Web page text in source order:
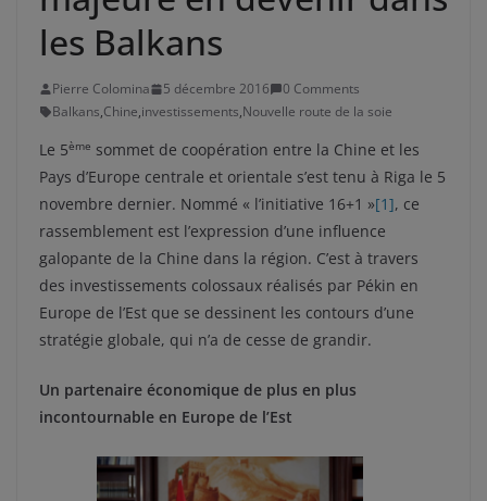
les Balkans
Pierre Colomina 5 décembre 2016
0 Comments
Balkans,Chine,investissements,Nouvelle route de la soie
Le 5ème sommet de coopération entre la Chine et les
Pays d’Europe centrale et orientale s’est tenu à Riga le 5
novembre dernier. Nommé « l’initiative 16+1 »[1], ce
rassemblement est l’expression d’une influence
galopante de la Chine dans la région. C’est à travers
des investissements colossaux réalisés par Pékin en
Europe de l’Est que se dessinent les contours d’une
stratégie globale, qui n’a de cesse de grandir.
Un partenaire économique de plus en plus
incontournable en Europe de l’Est